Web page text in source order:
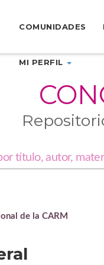
COMUNIDADES
MI PERFIL
de la CARM